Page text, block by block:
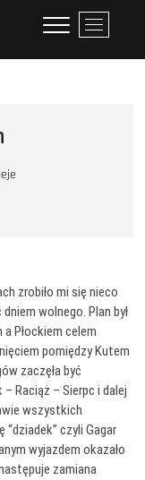
P
r
z
zrobiło mi się nieco
wolnego. Plan był
Płockiem celem
pomiędzy Kutem
zaczęła być
Raciąż – Sierpc i dalej
wszystkich
“dziadek” czyli Gagar
wyjazdem okazało
zamiana